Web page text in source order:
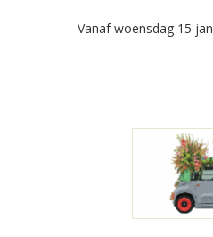
Vanaf woensdag 15